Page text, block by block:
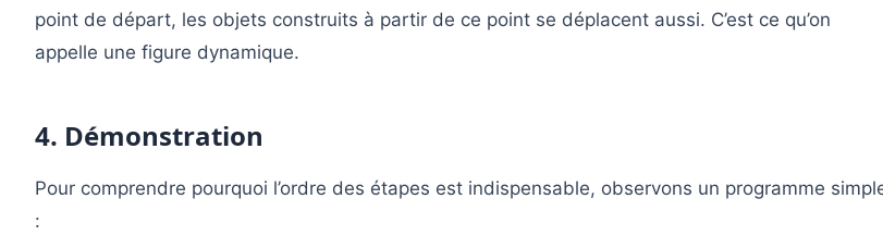
point de départ, les objets construits à partir de ce point se déplacent aussi. C’est ce qu’on
appelle une figure dynamique.
4. Démonstration
Pour comprendre pourquoi l’ordre des étapes est indispensable, observons un programme
: